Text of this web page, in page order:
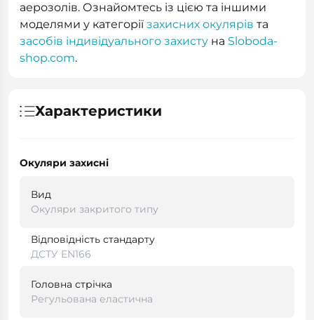
аерозолів. Ознайомтесь із цією та іншими
моделями у категорії захисних окулярів та
засобів індивідуального захисту на Sloboda-
shop.com.
Характеристики
Окуляри захисні
Вид
Окуляри закритого типу
Відповідність стандарту
ДСТУ EN166
Головна стрічка
Регульована еластична